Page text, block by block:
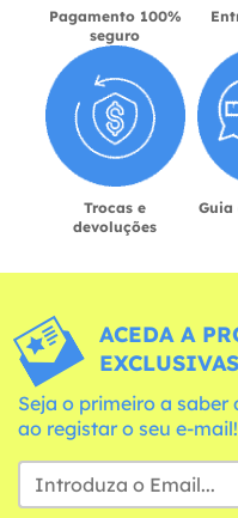
Pagamento 100%
seguro
Trocas e
devoluções
Guia
ACEDA A
Seja o primeiro a
ao registar o seu e-mail!